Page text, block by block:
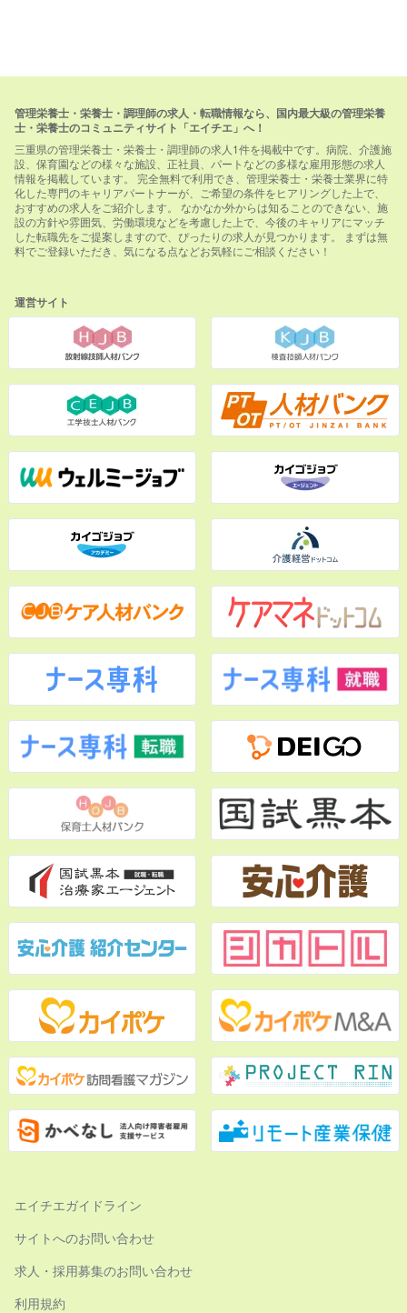
管理栄養士・栄養士・調理師の求人・転職情報なら、国内最大級の管理栄養
士・栄養士のコミュニティサイト「エイチエ」へ！
三重県の管理栄養士・栄養士・調理師の求人1件を掲載中です。病院、介護施
設、保育園などの様々な施設、正社員、パートなどの多様な雇用形態の求人
情報を掲載しています。 完全無料で利用でき、管理栄養士・栄養士業界に特
化した専門のキャリアパートナーが、ご希望の条件をヒアリングした上で、
おすすめの求人をご紹介します。 なかなか外からは知ることのできない、施
設の方針や雰囲気、労働環境などを考慮した上で、今後のキャリアにマッチ
した転職先をご提案しますので、ぴったりの求人が見つかります。 まずは無
料でご登録いただき、気になる点などお気軽にご相談ください！
運営サイト
エイチエガイドライン
サイトへのお問い合わせ
求人・採用募集のお問い合わせ
利用規約